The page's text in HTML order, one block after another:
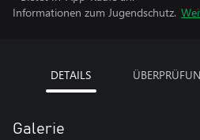
Informationen zum Jugendschutz.
DETAILS
Galerie